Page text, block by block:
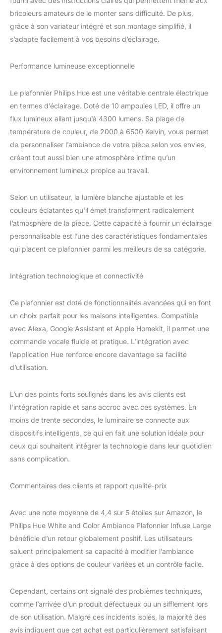
jeux vidéos, les films et la
musique...). Contrôlez
votre plafonnier chambre
depuis un accessoire
Hue, votre mobile ou via
Alexa, Google Assistant,
plafonnier connecté
compatible Bluetooth,
peut se connecter avec
votre pont Hue et être
votre écosystème Hue
existant Ce produit est
un produit contenant.
peuvent être démontés
afin de vérifier
séparément la ou les
sources lumineuses
contient une source
d'efficacité énergétique g
bricoleurs amateurs de le monter sans difficulté. De plus,
grâce à son variateur intégré et son montage simplifié, il
s’adapte facilement à vos besoins d’éclairage.
Performance lumineuse exceptionnelle
Le plafonnier Philips Hue est une véritable centrale électrique
en termes d’éclairage. Doté de 10 ampoules LED, il offre un
flux lumineux allant jusqu’à 4300 lumens. Sa plage de
température de couleur, de 2000 à 6500 Kelvin, vous permet
de personnaliser l’ambiance de votre pièce selon vos envies,
créant tout aussi bien une atmosphère intime qu’un
environnement lumineux propice au travail.
Selon un utilisateur, la lumière blanche ajustable et les
couleurs éclatantes qu’il émet transforment radicalement
l’atmosphère de la pièce. Cette capacité à fournir un éclairage
personnalisable est l’une des caractéristiques fondamentales
qui placent ce plafonnier parmi les meilleurs de sa catégorie.
Intégration technologique et connectivité
Ce plafonnier est doté de fonctionnalités avancées qui en font
un choix parfait pour les maisons intelligentes. Compatible
avec Alexa, Google Assistant et Apple Homekit, il permet une
commande vocale fluide et pratique. L’intégration avec
l’application Hue renforce encore davantage sa facilité
d’utilisation.
L’un des points forts soulignés dans les avis clients est
l’intégration rapide et sans accroc avec ces systèmes. En
moins de trente secondes, le luminaire se connecte aux
dispositifs intelligents, ce qui en fait une solution idéale pour
ceux qui souhaitent intégrer la technologie dans leur quotidien
sans complication.
Commentaires des clients et rapport qualité-prix
Avec une note moyenne de 4,4 sur 5 étoiles sur Amazon, le
Philips Hue White and Color Ambiance Plafonnier Infuse Large
bénéficie d’un retour globalement positif. Les utilisateurs
saluent principalement sa capacité à modifier l’ambiance
grâce à des options de couleur variées et un contrôle facile.
Cependant, certains ont signalé des problèmes techniques,
comme l’arrivée d’un produit défectueux ou un sifflement lors
de son utilisation. Malgré ces incidents isolés, la majorité des
avis indiquent que cet achat est particulièrement satisfaisant